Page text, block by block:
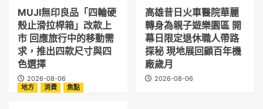
MUJI無印良品「四輪硬
殼止滑拉桿箱」改款上
市 回應旅行中的移動需
求，推出四款尺寸與四
色選擇
2026-08-06
高雄昔日火車醫院華麗
轉身為親子遊樂園區 開
幕日限定退休職人帶路
探秘 現地展回顧百年機
廠歲月
2026-08-06
地方
消費 焦點